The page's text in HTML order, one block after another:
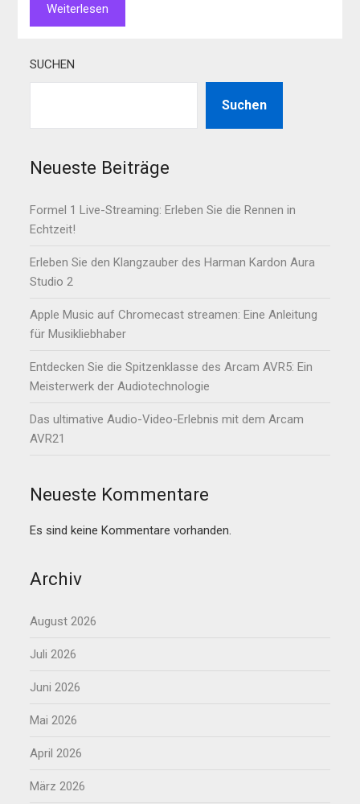
Weiterlesen
SUCHEN
Suchen
Neueste Beiträge
Formel 1 Live-Streaming: Erleben Sie die Rennen in
Echtzeit!
Erleben Sie den Klangzauber des Harman Kardon Aura
Studio 2
Apple Music auf Chromecast streamen: Eine Anleitung
für Musikliebhaber
Entdecken Sie die Spitzenklasse des Arcam AVR5: Ein
Meisterwerk der Audiotechnologie
Das ultimative Audio-Video-Erlebnis mit dem Arcam
AVR21
Neueste Kommentare
Es sind keine Kommentare vorhanden.
Archiv
August 2026
Juli 2026
Juni 2026
Mai 2026
April 2026
März 2026